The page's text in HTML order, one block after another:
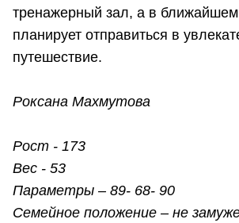
тренажерный зал, а в
планирует отправиться в
путешествие.
Роксана Махмутова
Рост - 173
Вес - 53
Параметры – 89- 68- 90
Семейное положение – не